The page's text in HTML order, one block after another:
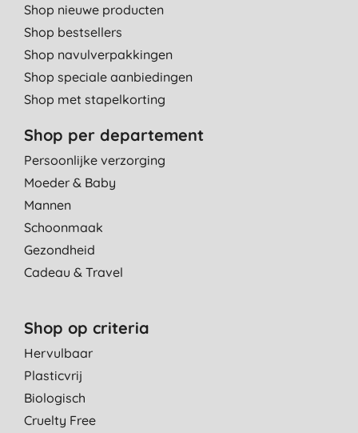
Shop nieuwe producten
Shop bestsellers
Shop navulverpakkingen
Shop speciale aanbiedingen
Shop met stapelkorting
Shop per departement
Persoonlijke verzorging
Moeder & Baby
Mannen
Schoonmaak
Gezondheid
Cadeau & Travel
Shop op criteria
Hervulbaar
Plasticvrij
Biologisch
Cruelty Free